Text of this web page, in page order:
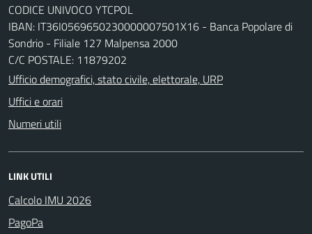
CODICE UNIVOCO YTCPOL
IBAN: IT36I0569650230000007501X16 - Banca Popolare di
Sondrio - Filiale 127 Malpensa 2000
C/C POSTALE: 11879202
Ufficio demografici, stato civile, elettorale, URP
Uffici e orari
Numeri utili
LINK UTILI
Calcolo IMU 2026
PagoPa